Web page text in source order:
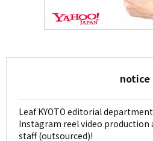
notice
Leaf KYOTO editorial
Instagram reel video
staff (outsourced)!